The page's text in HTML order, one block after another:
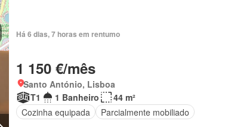
Há 6 dias, 7 horas em rentumo
1 150 €/mês
Santo António, Lisboa
T1
1 Banheiro
44 m²
Cozinha equipada
Parcialmente mobiliado